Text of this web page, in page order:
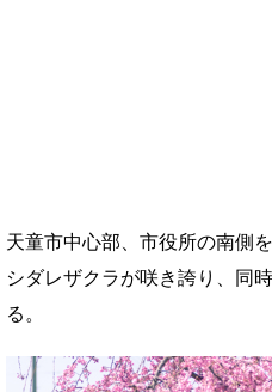
天童市中心部、市役所の南側
シダレザクラが咲き誇り、同
る。